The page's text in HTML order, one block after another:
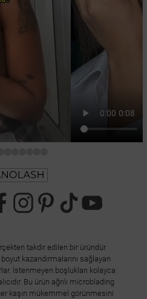
takdir edilen bir üründür.
kazandırmalarını sağlayan
İstenmeyen boşlukları kolayca
Bu ürün ağrılı microblading
kaşın mükemmel görünmesini